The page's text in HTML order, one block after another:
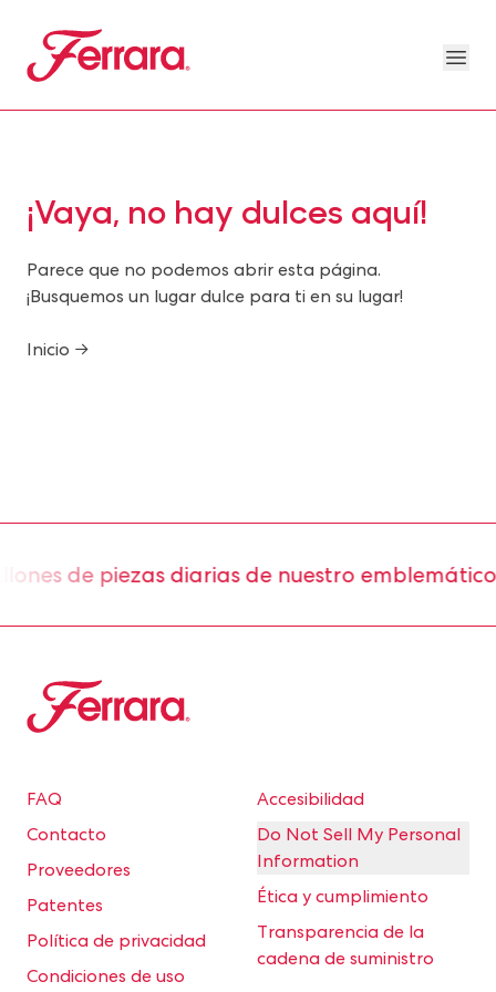
Ferrara
¡Vaya, no hay dulces aquí!
Parece que no podemos abrir esta página.
¡Busquemos un lugar dulce para ti en su lugar!
Inicio →
de piezas diarias de nuestro emblemático
Ferrara
FAQ
Contacto
Proveedores
Patentes
Política de privacidad
Condiciones de uso
Accesibilidad
Do Not Sell My Personal
Information
Ética y cumplimiento
Transparencia de la
cadena de suministro